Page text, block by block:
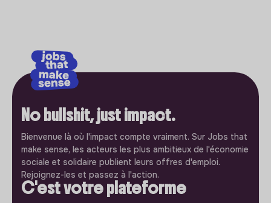
No bullshit, just impact.
Bienvenue là où l'impact compte vraiment. Sur Jobs that
make sense, les acteurs les plus ambitieux de l'économie
sociale et solidaire publient leurs offres d'emploi.
Rejoignez-les et passez à l'action.
C'est votre plateforme